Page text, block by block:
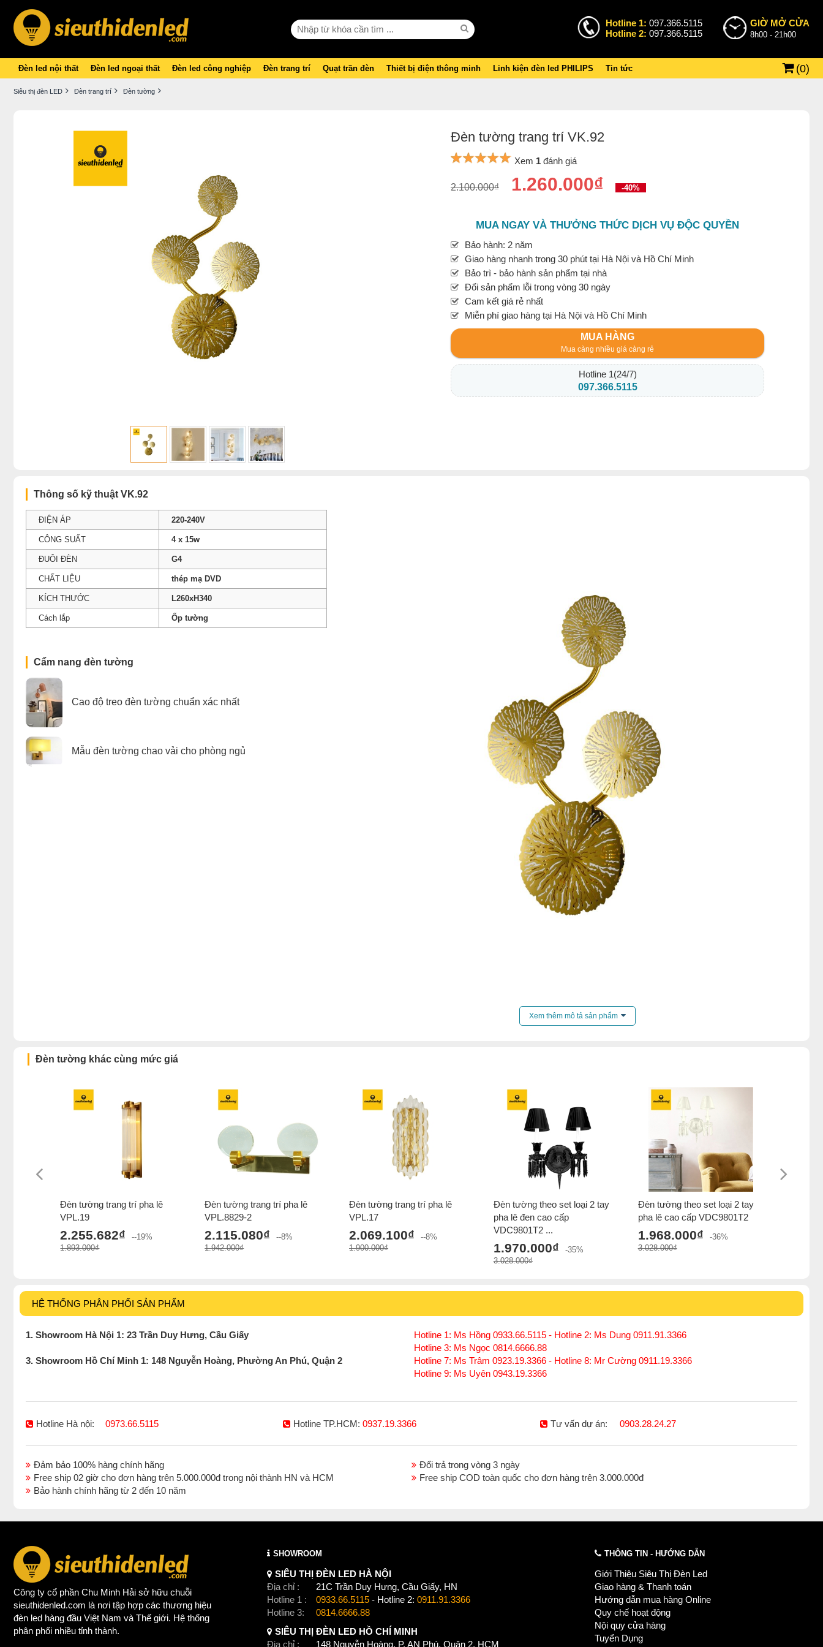
Hotline 1: 097.366.5115
Hotline 2: 097.366.5115
GIỜ MỞ CỬA
8h00 - 21h00
Đèn led nội thất Đèn led ngoại thất Đèn led công nghiệp Đèn trang trí Quạt trần đèn Thiết bị điện thông minh Linh kiện đèn led PHILIPS Tin tức (0)
Siêu thị đèn LED Đèn trang trí Đèn tường
Đèn tường trang trí VK.92
Xem 1 đánh giá
2.100.000₫ 1.260.000₫ -40%
MUA NGAY VÀ THƯỞNG THỨC DỊCH VỤ ĐỘC QUYỀN
Bảo hành: 2 năm
Giao hàng nhanh trong 30 phút tại Hà Nội và Hồ Chí Minh
Bảo trì - bảo hành sản phẩm tại nhà
Đổi sản phẩm lỗi trong vòng 30 ngày
Cam kết giá rẻ nhất
Miễn phí giao hàng tại Hà Nội và Hồ Chí Minh
MUA HÀNG
Mua càng nhiều giá càng rẻ
Hotline 1(24/7)
097.366.5115
Thông số kỹ thuật VK.92
ĐIỆN ÁP 220-240V
CÔNG SUẤT 4 x 15w
ĐUÔI ĐÈN G4
CHẤT LIỆU thép mạ DVD
KÍCH THƯỚC L260xH340
Cách lắp Ốp tường
Cẩm nang đèn tường
Cao độ treo đèn tường chuẩn xác nhất
Mẫu đèn tường chao vải cho phòng ngủ
Click để xem thêm chiết khấu, quà tặng và khuyến mãi củađèn tường.
Đèn tường phòng ngủ,Đèn tường trong nhà
Xem thêm mô tả sản phẩm
Đèn tường khác cùng mức giá
Đèn tường trang trí pha lê
VPL.19
2.255.682₫
--19%
1.893.000₫
Đèn tường trang trí pha lê
VPL.8829-2
2.115.080₫
--8%
1.942.000₫
Đèn tường trang trí pha lê
VPL.17
2.069.100₫
--8%
1.900.000₫
Đèn tường theo set loại 2 tay
pha lê đen cao cấp
VDC9801T2 ...
1.970.000₫
-35%
3.028.000₫
Đèn tường theo set loại 2 tay
pha lê cao cấp VDC9801T2
1.968.000₫
-36%
3.028.000₫
HỆ THỐNG PHÂN PHỐI SẢN PHẨM
1. Showroom Hà Nội 1: 23 Trần Duy Hưng, Cầu Giấy
Hotline 1: Ms Hồng 0933.66.5115 - Hotline 2: Ms Dung 0911.91.3366
Hotline 3: Ms Ngọc 0814.6666.88
3. Showroom Hồ Chí Minh 1: 148 Nguyễn Hoàng, Phường An Phú, Quận 2
Hotline 7: Ms Trâm 0923.19.3366 - Hotline 8: Mr Cường 0911.19.3366
Hotline 9: Ms Uyên 0943.19.3366
Hotline Hà nội: 0973.66.5115 Hotline TP.HCM: 0937.19.3366 Tư vấn dự án: 0903.28.24.27
Đảm bảo 100% hàng chính hãng
Đổi trả trong vòng 3 ngày
Free ship 02 giờ cho đơn hàng trên 5.000.000đ trong nội thành HN và HCM
Free ship COD toàn quốc cho đơn hàng trên 3.000.000đ
Bảo hành chính hãng từ 2 đến 10 năm
Công ty cổ phần Chu Minh Hải sở hữu chuỗi
sieuthidenled.com là nơi tập hợp các thương hiệu
đèn led hàng đầu Việt Nam và Thế giới. Hệ thống
phân phối nhiều tỉnh thành.
SHOWROOM
SIÊU THỊ ĐÈN LED HÀ NỘI
Địa chỉ :
21C Trần Duy Hưng, Cầu Giấy, HN
Hotline 1 :
0933.66.5115 - Hotline 2: 0911.91.3366
Hotline 3:
0814.6666.88
SIÊU THỊ ĐÈN LED HỒ CHÍ MINH
Địa chỉ :
148 Nguyễn Hoàng, P. AN Phú, Quận 2, HCM
THÔNG TIN - HƯỚNG DẪN
Giới Thiệu Siêu Thị Đèn Led
Giao hàng & Thanh toán
Hướng dẫn mua hàng Online
Quy chế hoạt động
Nội quy cửa hàng
Tuyển Dụng